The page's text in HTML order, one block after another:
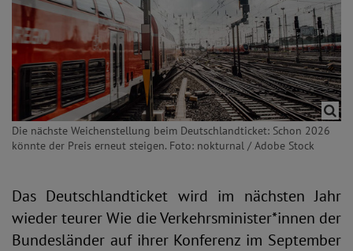
Die nächste Weichenstellung beim Deutschlandticket: Schon 2026
könnte der Preis erneut steigen. Foto: nokturnal / Adobe Stock
Das Deutschlandticket wird im nächsten Jahr
wieder teurer Wie die Verkehrsminister*innen der
Bundesländer auf ihrer Konferenz im September